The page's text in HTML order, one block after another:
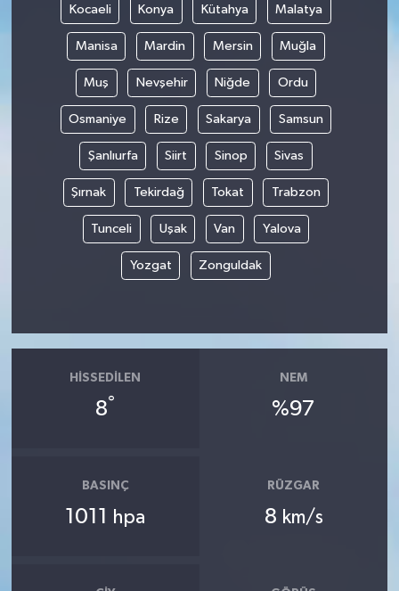
Kocaeli Konya Kütahya Malatya
Manisa Mardin Mersin Muğla
Muş Nevşehir Niğde Ordu
Osmaniye Rize Sakarya Samsun
Şanlıurfa Siirt Sinop Sivas
Şırnak Tekirdağ Tokat Trabzon
Tunceli Uşak Van Yalova
Yozgat Zonguldak
HISSEDILEN
8°
NEM
%97
BASINÇ
1011 hpa
RÜZGAR
8 km/s